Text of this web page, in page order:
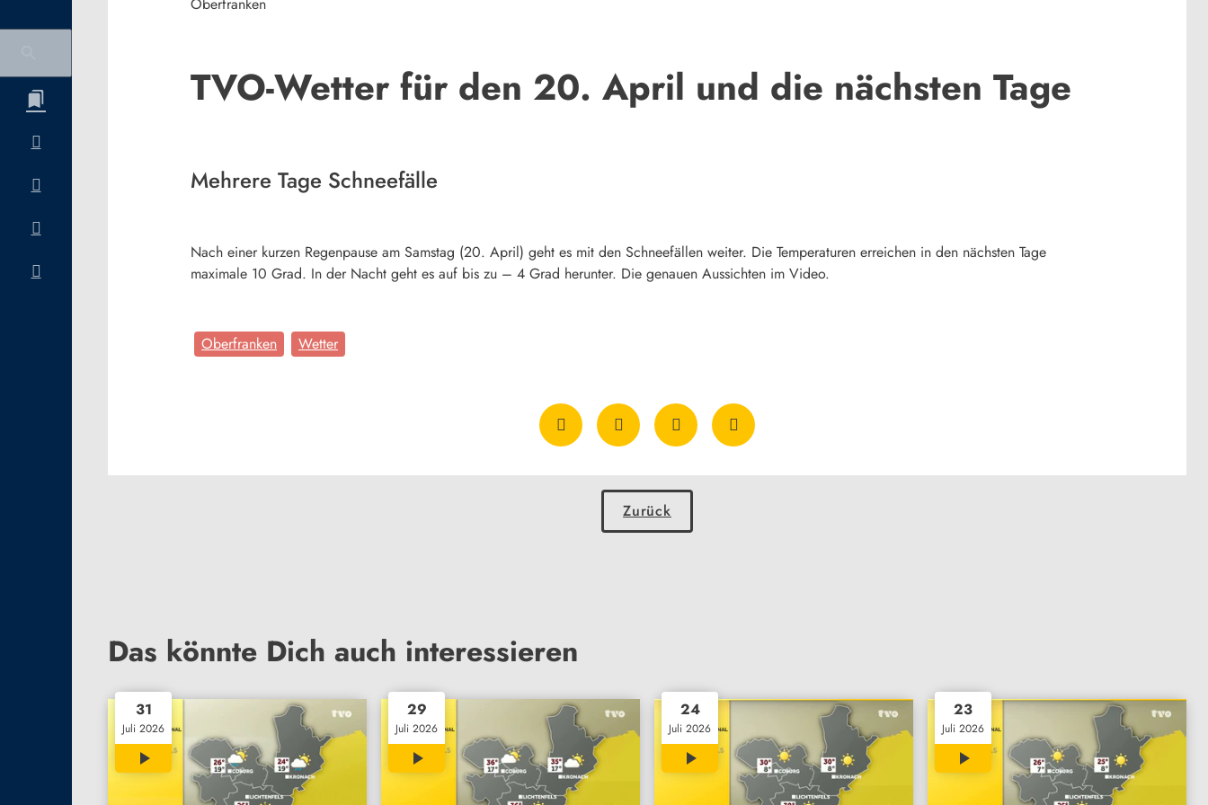
Oberfranken
TVO-Wetter für den 20. April und die nächsten Tage
Mehrere Tage Schneefälle
Nach einer kurzen Regenpause am Samstag (20. April) geht es mit den Schneefällen weiter. Die Temperaturen erreichen in den nächsten Tage
maximale 10 Grad. In der Nacht geht es auf bis zu – 4 Grad herunter. Die genauen Aussichten im Video.
Oberfranken Wetter
Zurück
Das könnte Dich auch interessieren
31
Juli 2026
29
Juli 2026
24
Juli 2026
23
Juli 2026